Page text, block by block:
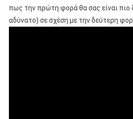
πως την πρώτη φορά θα σας είναι πιο
αδύνατο) σε σχέση με την δεύτερη